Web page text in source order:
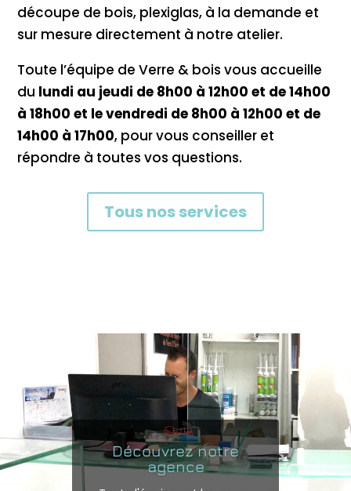
découpe de bois, plexiglas, à la demande et
sur mesure directement à notre atelier.
Toute l’équipe de Verre & bois vous accueille
du lundi au jeudi de 8h00 à 12h00 et de 14h00
à 18h00 et le vendredi de 8h00 à 12h00 et de
14h00 à 17h00, pour vous conseiller et
répondre à toutes vos questions.
Tous nos services
Découvrez notre
agence